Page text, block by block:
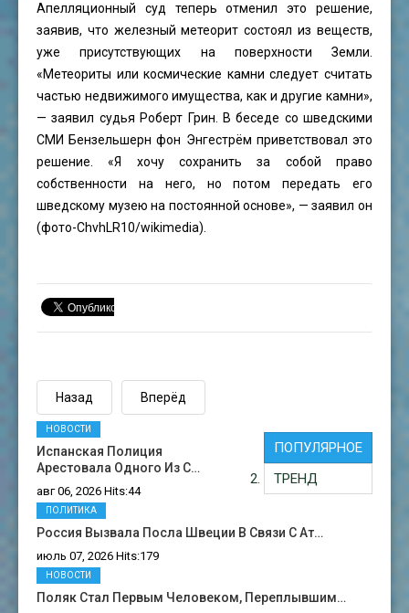
Апелляционный суд теперь отменил это решение,
заявив, что железный метеорит состоял из веществ,
уже присутствующих на поверхности Земли.
«Метеориты или космические камни следует считать
частью недвижимого имущества, как и другие камни»,
— заявил судья Роберт Грин. В беседе со шведскими
СМИ Бензельшерн фон Энгестрём приветствовал это
решение. «Я хочу сохранить за собой право
собственности на него, но потом передать его
шведскому музею на постоянной основе», — заявил он
(фото-ChvhLR10/wikimedia).
Назад Вперёд
ПОПУЛЯРНОЕ
ТРЕНД
Испанская Полиция
Арестовала Одного Из С…
авг 06, 2026 Hits:44
НОВОСТИ
Россия Вызвала Посла Швеции В Связи С Ат…
июль 07, 2026 Hits:179
ПОЛИТИКА
Поляк Стал Первым Человеком, Переплывшим…
НОВОСТИ